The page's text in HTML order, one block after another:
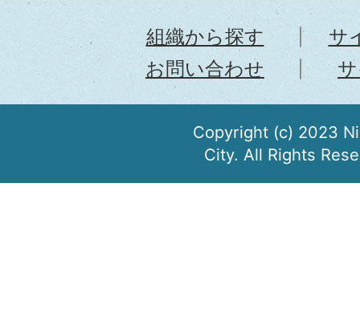
組織から探す
サ
お問い合わせ
Copyright (c) 2023
City. All Rights